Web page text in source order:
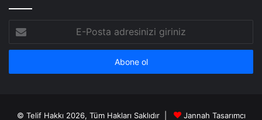
Posta
adresinizi
© Telif Hakkı 2026, Tüm Hakları Saklıdır | Jannah Tasarımcı